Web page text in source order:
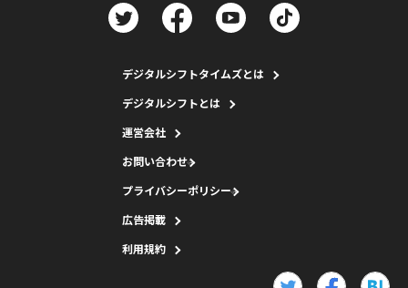
デジタルシフトタイムズとは
デジタルシフトとは
運営会社
お問い合わせ
プライバシーポリシー
広告掲載
利用規約